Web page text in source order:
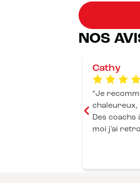
NOS
Cathy
Je
chaleureux,
Des coachs
moi j'ai